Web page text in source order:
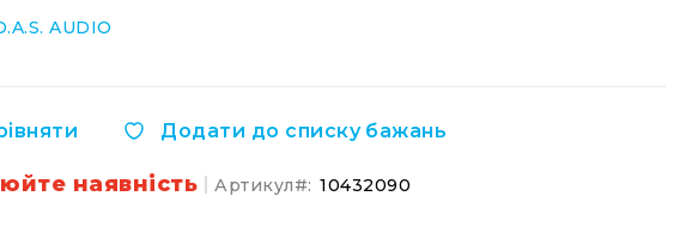
AUDIO
Додати до списку бажань
наявність Артикул 10432090